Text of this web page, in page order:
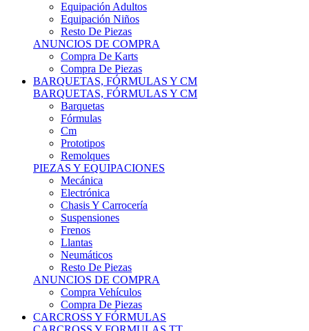
Resto De Piezas
ANUNCIOS DE COMPRA
Compra De Karts
Compra De Piezas
BARQUETAS, FÓRMULAS Y CM
BARQUETAS, FÓRMULAS Y CM
Barquetas
Fórmulas
Cm
Prototipos
Remolques
PIEZAS Y EQUIPACIONES
Mecánica
Electrónica
Chasis Y Carrocería
Suspensiones
Frenos
Llantas
Neumáticos
Resto De Piezas
ANUNCIOS DE COMPRA
Compra Vehículos
Compra De Piezas
CARCROSS Y FÓRMULAS
CARCROSS Y FORMULAS TT
Carcross